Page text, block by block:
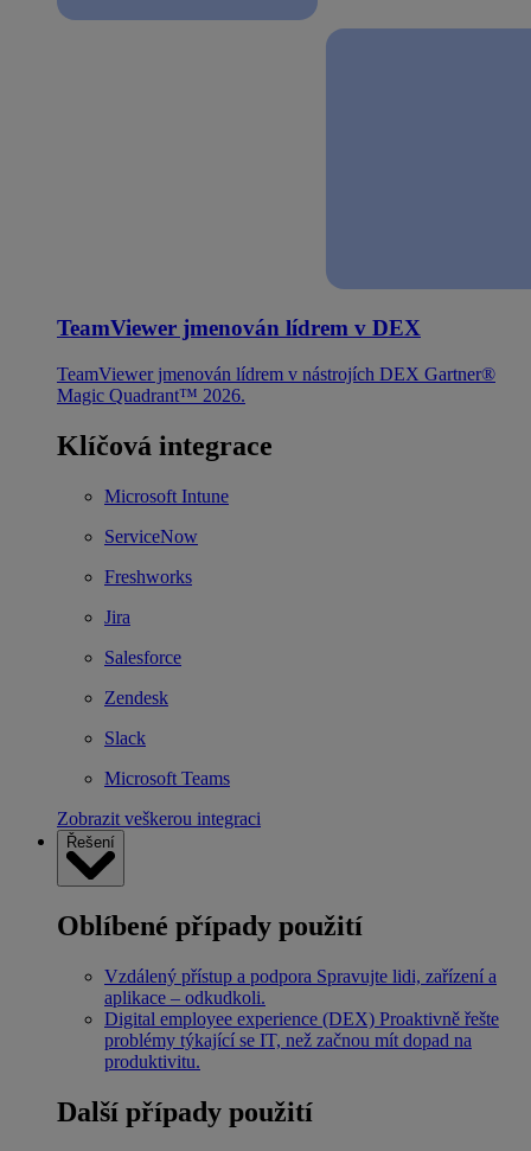
TeamViewer jmenován lídrem v DEX
TeamViewer jmenován lídrem v nástrojích DEX Gartner®
Magic Quadrant™ 2026.
Klíčová integrace
Microsoft Intune
ServiceNow
Freshworks
Jira
Salesforce
Zendesk
Slack
Microsoft Teams
Zobrazit veškerou integraci
Řešení
Oblíbené případy použití
Vzdálený přístup a podpora Spravujte lidi, zařízení a
aplikace – odkudkoli.
Digital employee experience (DEX) Proaktivně řešte
problémy týkající se IT, než začnou mít dopad na
produktivitu.
Další případy použití